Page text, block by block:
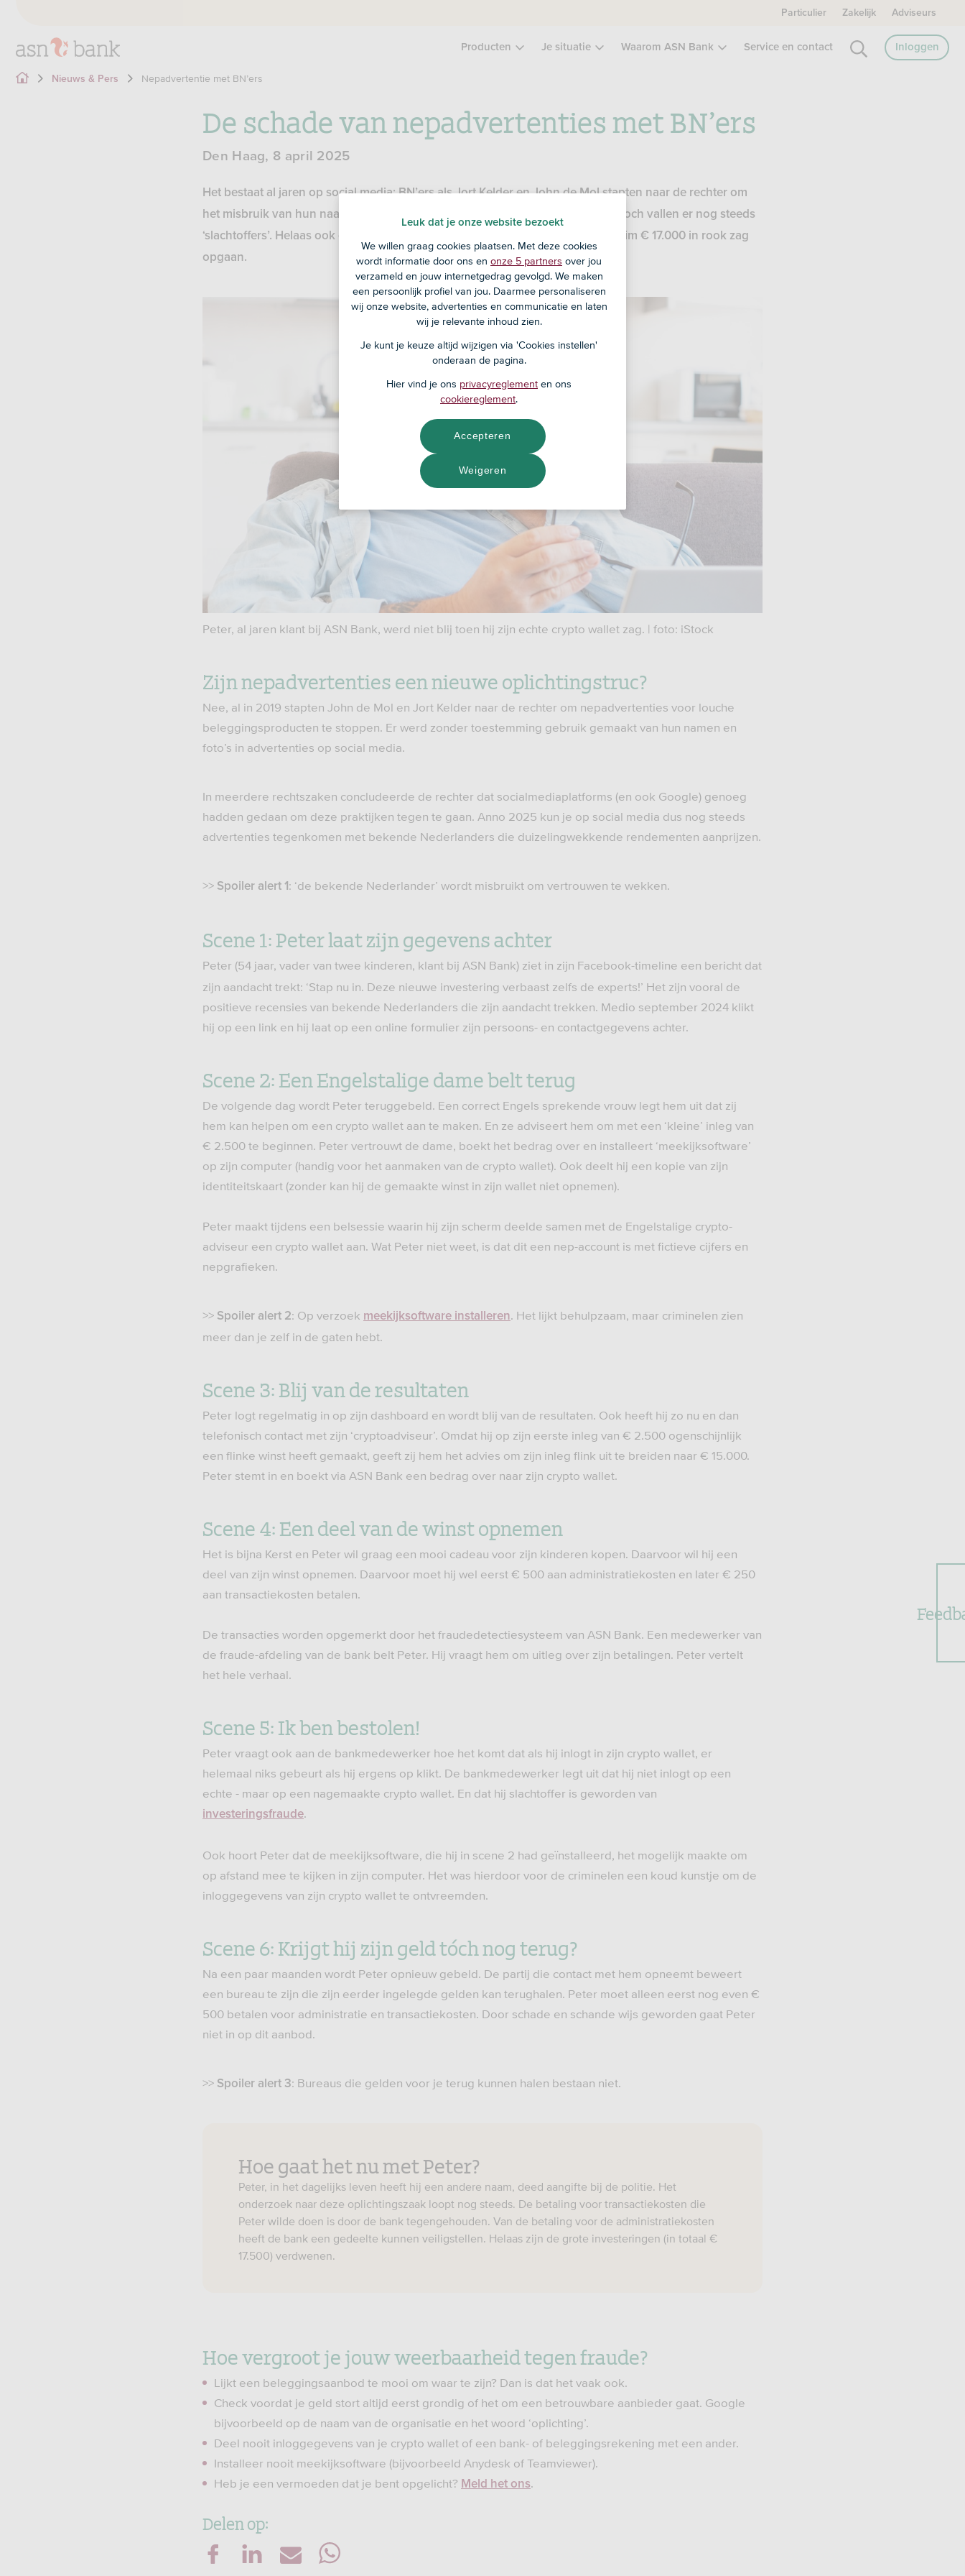
Particulier Zakelijk Adviseurs
Producten Je situatie Waarom ASN Bank Service en contact Inloggen
Nieuws & Pers Nepadvertentie met BN’ers
De schade van nepadvertenties met BN’ers
Den Haag, 8 april 2025
Het bestaat al jaren op social media: BN’ers als Jort Kelder en John de Mol stapten naar de rechter om
het misbruik van hun naam in advertenties voor nepbeleggingen te stoppen. Toch vallen er nog steeds
‘slachtoffers’. Helaas ook onder onze klanten. Lees het verhaal van Peter die ruim € 17.000 in rook zag
opgaan.
Peter, al jaren klant bij ASN Bank, werd niet blij toen hij zijn echte crypto wallet zag. | foto: iStock
Zijn nepadvertenties een nieuwe oplichtingstruc?
Nee, al in 2019 stapten John de Mol en Jort Kelder naar de rechter om nepadvertenties voor louche
beleggingsproducten te stoppen. Er werd zonder toestemming gebruik gemaakt van hun namen en
foto’s in advertenties op social media.
In meerdere rechtszaken concludeerde de rechter dat socialmediaplatforms (en ook Google) genoeg
hadden gedaan om deze praktijken tegen te gaan. Anno 2025 kun je op social media dus nog steeds
advertenties tegenkomen met bekende Nederlanders die duizelingwekkende rendementen aanprijzen.
>> Spoiler alert 1 : ‘de bekende Nederlander’ wordt misbruikt om vertrouwen te wekken.
Scene 1: Peter laat zijn gegevens achter
Peter (54 jaar, vader van twee kinderen, klant bij ASN Bank) ziet in zijn Facebook-timeline een bericht dat
zijn aandacht trekt: ‘Stap nu in. Deze nieuwe investering verbaast zelfs de experts!’ Het zijn vooral de
positieve recensies van bekende Nederlanders die zijn aandacht trekken. Medio september 2024 klikt
hij op een link en hij laat op een online formulier zijn persoons- en contactgegevens achter.
Scene 2: Een Engelstalige dame belt terug
De volgende dag wordt Peter teruggebeld. Een correct Engels sprekende vrouw legt hem uit dat zij
hem kan helpen om een crypto wallet aan te maken. En ze adviseert hem om met een ‘kleine’ inleg van
€ 2.500 te beginnen. Peter vertrouwt de dame, boekt het bedrag over en installeert ‘meekijksoftware’
op zijn computer (handig voor het aanmaken van de crypto wallet). Ook deelt hij een kopie van zijn
identiteitskaart (zonder kan hij de gemaakte winst in zijn wallet niet opnemen).
Peter maakt tijdens een belsessie waarin hij zijn scherm deelde samen met de Engelstalige crypto-
adviseur een crypto wallet aan. Wat Peter niet weet, is dat dit een nep-account is met fictieve cijfers en
nepgrafieken.
>> Spoiler alert 2: Op verzoek meekijksoftware installeren. Het lijkt behulpzaam, maar criminelen zien
meer dan je zelf in de gaten hebt.
Scene 3: Blij van de resultaten
Peter logt regelmatig in op zijn dashboard en wordt blij van de resultaten. Ook heeft hij zo nu en dan
telefonisch contact met zijn ‘cryptoadviseur’. Omdat hij op zijn eerste inleg van € 2.500 ogenschijnlijk
een flinke winst heeft gemaakt, geeft zij hem het advies om zijn inleg flink uit te breiden naar € 15.000.
Peter stemt in en boekt via ASN Bank een bedrag over naar zijn crypto wallet.
Scene 4: Een deel van de winst opnemen
Het is bijna Kerst en Peter wil graag een mooi cadeau voor zijn kinderen kopen. Daarvoor wil hij een
deel van zijn winst opnemen. Daarvoor moet hij wel eerst € 500 aan administratiekosten en later € 250
aan transactiekosten betalen.
De transacties worden opgemerkt door het fraudedetectiesysteem van ASN Bank. Een medewerker van
de fraude-afdeling van de bank belt Peter. Hij vraagt hem om uitleg over zijn betalingen. Peter vertelt
het hele verhaal.
Scene 5: Ik ben bestolen!
Peter vraagt ook aan de bankmedewerker hoe het komt dat als hij inlogt in zijn crypto wallet, er
helemaal niks gebeurt als hij ergens op klikt. De bankmedewerker legt uit dat hij niet inlogt op een
echte - maar op een nagemaakte crypto wallet. En dat hij slachtoffer is geworden van
investeringsfraude.
Ook hoort Peter dat de meekijksoftware, die hij in scene 2 had geïnstalleerd, het mogelijk maakte om
op afstand mee te kijken in zijn computer. Het was hierdoor voor de criminelen een koud kunstje om de
inloggegevens van zijn crypto wallet te ontvreemden.
Scene 6: Krijgt hij zijn geld tóch nog terug?
Na een paar maanden wordt Peter opnieuw gebeld. De partij die contact met hem opneemt beweert
een bureau te zijn die zijn eerder ingelegde gelden kan terughalen. Peter moet alleen eerst nog even €
500 betalen voor administratie en transactiekosten. Door schade en schande wijs geworden gaat Peter
niet in op dit aanbod.
>> Spoiler alert 3: Bureaus die gelden voor je terug kunnen halen bestaan niet.
Hoe gaat het nu met Peter?
Peter, in het dagelijks leven heeft hij een andere naam, deed aangifte bij de politie. Het
onderzoek naar deze oplichtingszaak loopt nog steeds. De betaling voor transactiekosten die
Peter wilde doen is door de bank tegengehouden. Van de betaling voor de administratiekosten
heeft de bank een gedeelte kunnen veiligstellen. Helaas zijn de grote investeringen (in totaal €
17.500) verdwenen.
Hoe vergroot je jouw weerbaarheid tegen fraude?
Lijkt een beleggingsaanbod te mooi om waar te zijn? Dan is dat het vaak ook.
Check voordat je geld stort altijd eerst grondig of het om een betrouwbare aanbieder gaat. Google
bijvoorbeeld op de naam van de organisatie en het woord ‘oplichting’.
Deel nooit inloggegevens van je crypto wallet of een bank- of beleggingsrekening met een ander.
Installeer nooit meekijksoftware (bijvoorbeeld Anydesk of Teamviewer).
Heb je een vermoeden dat je bent opgelicht? Meld het ons.
Delen op:
Leuk dat je onze website bezoekt
We willen graag cookies plaatsen. Met deze cookies
wordt informatie door ons en onze 5 partners over jou
verzameld en jouw internetgedrag gevolgd. We maken
een persoonlijk profiel van jou. Daarmee personaliseren
wij onze website, advertenties en communicatie en laten
wij je relevante inhoud zien.
Je kunt je keuze altijd wijzigen via 'Cookies instellen'
onderaan de pagina.
Hier vind je ons privacyreglement en ons
cookiereglement.
Weigeren
Accepteren